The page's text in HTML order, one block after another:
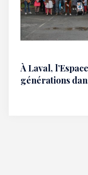
À Laval,
générations